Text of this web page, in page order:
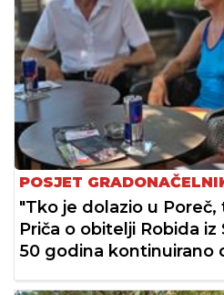
POSJET
"Tko je dolazio u Poreč,
Priča o obitelji Robida
50 godina kontinuirano